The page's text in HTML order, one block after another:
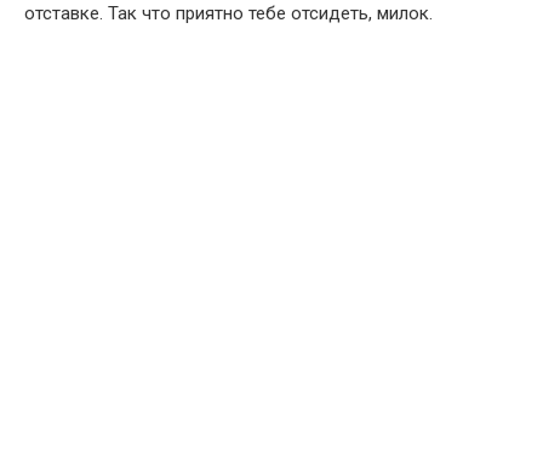
отставке. Так что приятно тебе отсидеть, милок.